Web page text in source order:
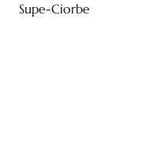
Supe-Ciorbe